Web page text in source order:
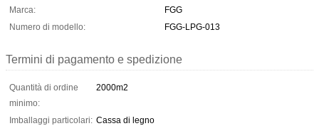
Marca:
FGG
Numero di modello:
FGG-LPG-013
Termini di pagamento e spedizione
Quantità di ordine
minimo:
2000m2
Imballaggi particolari: Cassa di legno